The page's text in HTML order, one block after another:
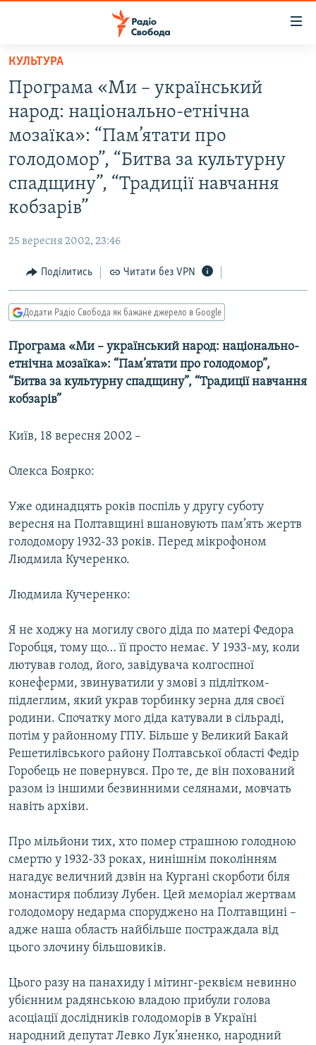
Перейти
основного
матеріалу
Перейти
до
основної
навігації
Перейти
до
ВСЕ ЗА ДОБУ
СТАТТІ
СУСПІЛЬСТВО
УКРАЇНА
СВІТ
РОСІЙСЬКА «ФІЛЬТРАЦІЯ»
ДОНБАС.РЕАЛІЇ
СХЕМИ
КИТАЙ.ВИКЛИКИ
ФОТО
СПЕЦПРОЄКТИ
ПОДКАСТИ
КРИМ РЕАЛІЇ
КТАТ
ДОЛУЧАЙСЯ!
Усі сайти RFE/RL
КУЛЬТУРА
Програма «Ми – український
народ: національно-етнічна
мозаїка»: “Пам’ятати про
голодомор”, “Битва за культурну
спадщину”, “Традиції навчання
кобзарів”
25 вересня 2002, 23:46
Поділитись Читати без VPN
Додати Радіо Свобода як бажане джерело в Google
Програма «Ми – український народ: національно-
етнічна мозаїка»: “Пам’ятати про голодомор”,
“Битва за культурну спадщину”, “Традиції навчання
кобзарів”
Київ, 18 вересня 2002 –
Олекса Боярко:
Уже одинадцять років поспіль у другу суботу
вересня на Полтавщині вшановують пам’ять жертв
голодомору 1932-33 років. Перед мікрофоном
Людмила Кучеренко.
Людмила Кучеренко:
Я не ходжу на могилу свого діда по матері Федора
Горобця, тому що… її просто немає. У 1933-му, коли
лютував голод, його, завідувача колгоспної
конеферми, звинуватили у змові з підлітком-
підлеглим, який украв торбинку зерна для своєї
родини. Спочатку мого діда катували в сільраді,
потім у районному ГПУ. Більше у Великий Бакай
Решетилівського району Полтавської області Федір
Горобець не повернувся. Про те, де він похований
разом із іншими безвинними селянами, мовчать
навіть архіви.
Про мільйони тих, хто помер страшною голодною
смертю у 1932-33 роках, нинішнім поколінням
нагадує величний дзвін на Кургані скорботи біля
монастиря поблизу Лубен. Цей меморіал жертвам
голодомору недарма споруджено на Полтавщині –
адже наша область найбільше постраждала від
цього злочину більшовиків.
Цього разу на панахиду і мітинг-реквієм невинно
убієнним радянською владою прибули голова
асоціації дослідників голодоморів в Україні
народний депутат Левко Лук’яненко, народний